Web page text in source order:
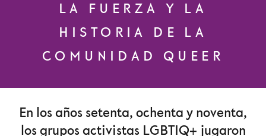
LA FUERZA Y LA
HISTORIA DE LA
COMUNIDAD QUEER
En los años setenta, ochenta y noventa,
los grupos activistas LGBTIQ+ jugaron